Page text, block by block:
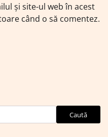
și site-ul web în acest
când o să comentez.
Caută